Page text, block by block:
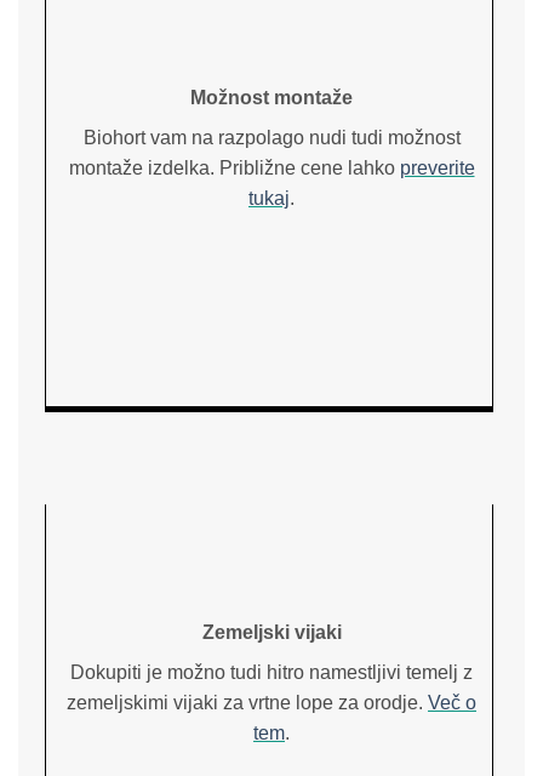
Možnost montaže
Biohort vam na razpolago nudi tudi možnost
montaže izdelka. Približne cene lahko preverite
tukaj.
Zemeljski vijaki
Dokupiti je možno tudi hitro namestljivi temelj z
zemeljskimi vijaki za vrtne lope za orodje. Več o
tem.